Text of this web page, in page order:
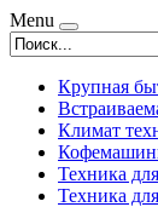
Menu
Крупная
Климат
Техника
Техника